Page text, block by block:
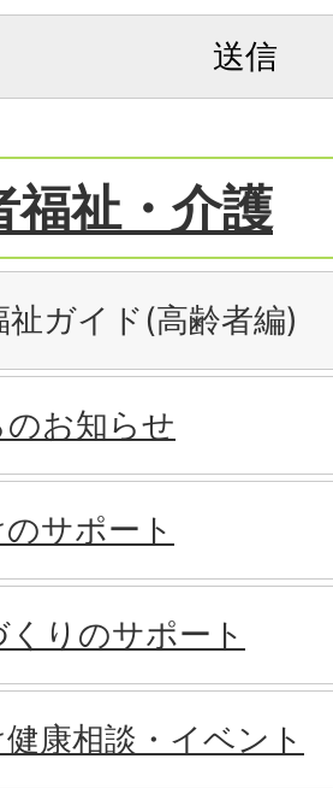
福祉・介護
ガイド(高齢者編)
お知らせ
サポート
りのサポート
康相談・イベント